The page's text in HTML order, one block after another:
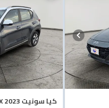
كيا سونيت LX 2023